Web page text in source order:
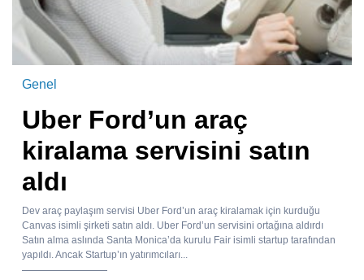
Genel
Uber Ford’un araç
kiralama servisini satın
aldı
Dev araç paylaşım servisi Uber Ford’un araç kiralamak için kurduğu
Canvas isimli şirketi satın aldı. Uber Ford’un servisini ortağına aldırdı
Satın alma aslında Santa Monica’da kurulu Fair isimli startup tarafından
yapıldı. Ancak Startup’ın yatırımcıları...